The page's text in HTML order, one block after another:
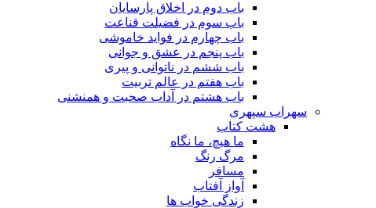
باب دوم در اخلاق پارسایان
باب سوم در فضیلت قناعت
باب چهارم در فواید خاموشى
باب پنجم در عشق و جوانى
باب ششم در ناتوانى و پیرى
باب هفتم در عالم تربیت
باب هشتم در آداب صحبت و همنشنى
سهراب سپهری
هشت کتاب
ما هیچ، ما نگاه
مرگ رنگ
مسافر
آواز آفتاب
زندگی خواب ها